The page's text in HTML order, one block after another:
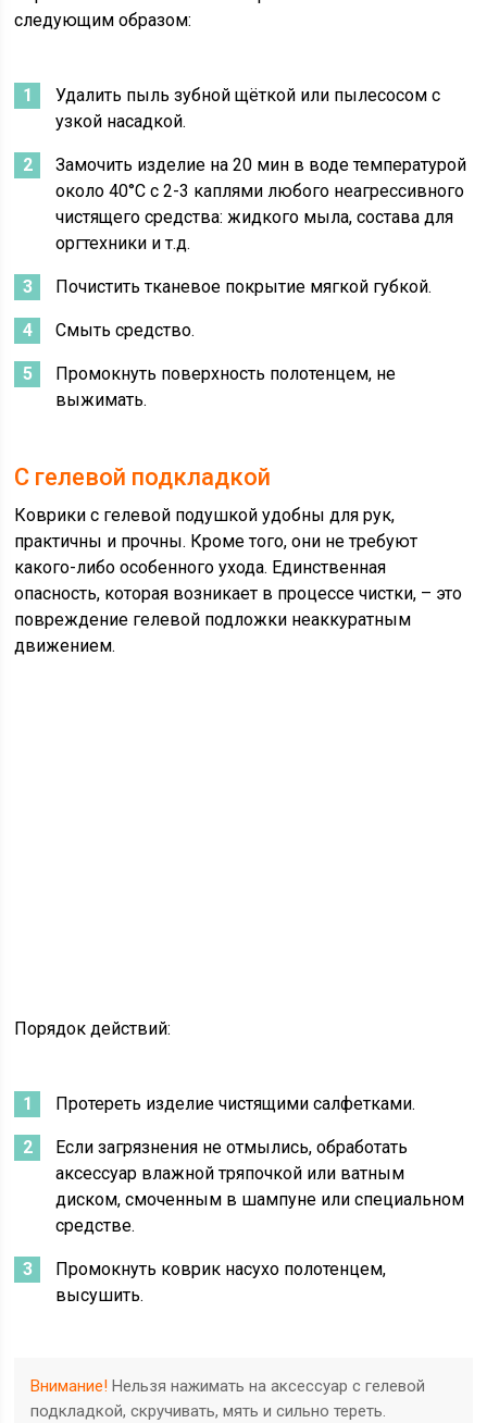
следующим образом:
Удалить пыль зубной щёткой или пылесосом с
узкой насадкой.
Замочить изделие на 20 мин в воде температурой
около 40°С с 2-3 каплями любого неагрессивного
чистящего средства: жидкого мыла, состава для
оргтехники и т.д.
Почистить тканевое покрытие мягкой губкой.
Смыть средство.
Промокнуть поверхность полотенцем, не
выжимать.
С гелевой подкладкой
Коврики с гелевой подушкой удобны для рук,
практичны и прочны. Кроме того, они не требуют
какого-либо особенного ухода. Единственная
опасность, которая возникает в процессе чистки, – это
повреждение гелевой подложки неаккуратным
движением.
Порядок действий:
Протереть изделие чистящими салфетками.
Если загрязнения не отмылись, обработать
аксессуар влажной тряпочкой или ватным
диском, смоченным в шампуне или специальном
средстве.
Промокнуть коврик насухо полотенцем,
высушить.
Внимание! Нельзя нажимать на аксессуар с гелевой
подкладкой, скручивать, мять и сильно тереть.